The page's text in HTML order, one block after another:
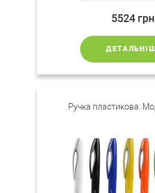
5524
Ручка пластикова.